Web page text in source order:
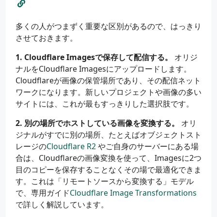
多くの人がつまずく重要な区別があるので、はっきり
させておきます。
1. Cloudflare Imagesで保存して配信する。
オリジ
ナルをCloudflare Imagesにアップロードします。
Cloudflareが画像の保管場所であり、その配信ネット
ワークになります。新しいプロジェクトや画像の多い
サイトには、これが最もすっきりした選択肢です。
2. 別の場所でホストしている画像を変換する。
オリ
ジナルがすでに別の場所、たとえばオブジェクトスト
レージのCloudflare R2やご自身のサーバーにある場
合は、Cloudflareの画像変換を使って、Imagesに2つ
目のコピーを保存することなくその場で最適化できま
す。これは「リモートソースから変換する」モデル
で、専用ガイドCloudflare Image Transformations
で詳しく解説しています。